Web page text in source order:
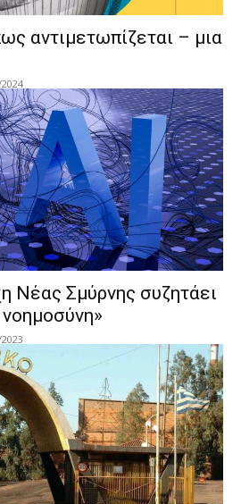
αντιμετωπίζεται – μια
Νέας Σμύρνης συζητάει
νοημοσύνη»